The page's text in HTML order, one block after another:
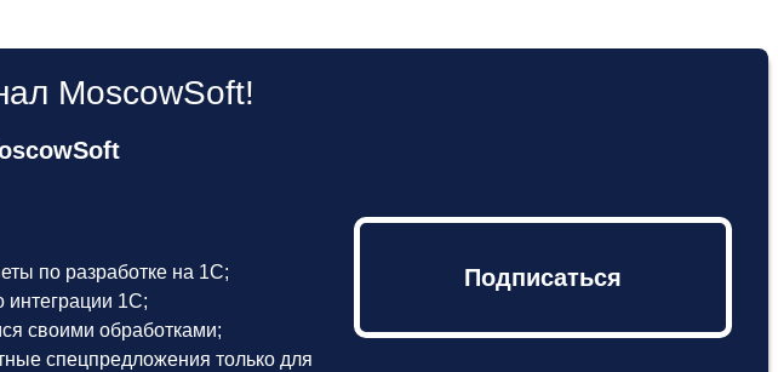
MoscowSoft!
по разработке на 1С;
интеграции 1С;
своими обработками;
спецпредложения только для
Подписаться